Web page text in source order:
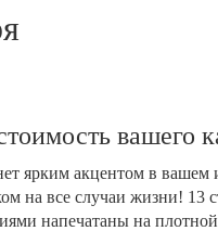
вашего
ярким акцентом в вашем
на все случаи жизни! 13
напечатаны на